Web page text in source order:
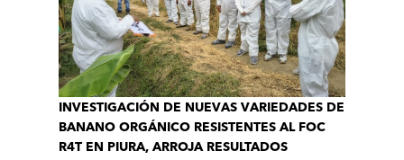
INVESTIGACIÓN DE NUEVAS VARIEDADES DE
BANANO ORGÁNICO RESISTENTES AL FOC
R4T EN PIURA, ARROJA RESULTADOS